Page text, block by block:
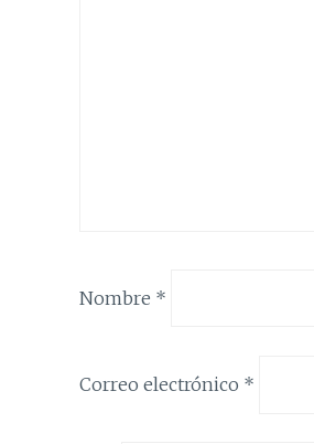
Nombre *
Correo electrónico *